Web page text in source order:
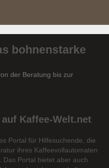
bohnenstarke
der Beratung bis zur
Kaffee-Welt.net
Portal für Hilfesuchende, die
ihres Kaffeevollautomaten
Portal bietet aber auch